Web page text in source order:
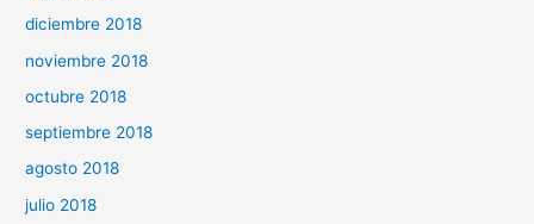
diciembre 2018
noviembre 2018
octubre 2018
septiembre 2018
agosto 2018
julio 2018